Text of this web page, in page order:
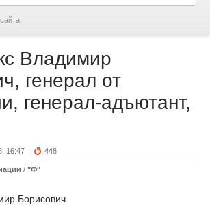
Владимир
генерал от
генерал-адъютант,
16:47 448
/ "Ф"
Борисович